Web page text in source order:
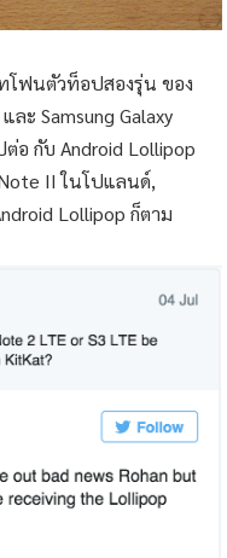
โฟนตัวท็อปสองรุ่น ของ
ละ Samsung Galaxy
อ กับ Android Lollipop
II ในโปแลนด์,
Lollipop ก็ตาม